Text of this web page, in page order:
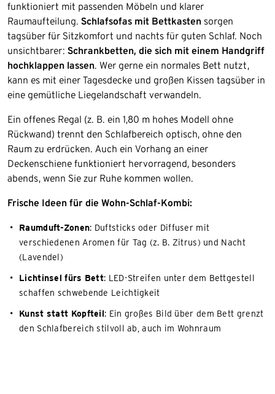
funktioniert mit passenden Möbeln und klarer
Raumaufteilung. Schlafsofas mit Bettkasten sorgen
tagsüber für Sitzkomfort und nachts für guten Schlaf. Noch
unsichtbarer: Schrankbetten, die sich mit einem Handgriff
hochklappen lassen. Wer gerne ein normales Bett nutzt,
kann es mit einer Tagesdecke und großen Kissen tagsüber in
eine gemütliche Liegelandschaft verwandeln.
Ein offenes Regal (z. B. ein 1,80 m hohes Modell ohne
Rückwand) trennt den Schlafbereich optisch, ohne den
Raum zu erdrücken. Auch ein Vorhang an einer
Deckenschiene funktioniert hervorragend, besonders
abends, wenn Sie zur Ruhe kommen wollen.
Frische Ideen für die Wohn-Schlaf-Kombi:
Raumduft-Zonen: Duftsticks oder Diffuser mit
verschiedenen Aromen für Tag (z. B. Zitrus) und Nacht
(Lavendel)
Lichtinsel fürs Bett: LED-Streifen unter dem Bettgestell
schaffen schwebende Leichtigkeit
Kunst statt Kopfteil: Ein großes Bild über dem Bett grenzt
den Schlafbereich stilvoll ab, auch im Wohnraum